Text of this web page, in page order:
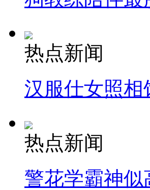
热点新闻
汉服仕女照相
热点新闻
警花学霸神似